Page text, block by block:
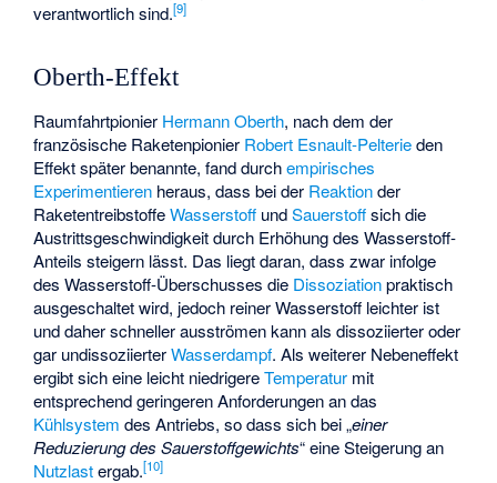
verantwortlich sind.[9]
Oberth-Effekt
Raumfahrtpionier Hermann Oberth, nach dem der
französische Raketenpionier Robert Esnault-Pelterieden
Effekt später benannte, fand durchempirisches
Experimentieren heraus, dass bei der Reaktionder
RaketentreibstoffeWasserstoff undSauerstoffsich die
Austrittsgeschwindigkeit durch Erhöhung des Wasserstoff-
Anteils steigern lässt. Das liegt daran, dass zwar infolge
des Wasserstoff-Überschusses die Dissoziationpraktisch
ausgeschaltet wird, jedoch reiner Wasserstoff leichter ist
und daher schneller ausströmen kann als dissoziierter oder
gar undissoziierterWasserdampf. Als weiterer Nebeneffekt
ergibt sich eine leicht niedrigereTemperatur mit
entsprechend geringeren Anforderungen an das
Kühlsystem des Antriebs, so dass sich bei „einer
Reduzierung des Sauerstoffgewichts“ eine Steigerung an
Nutzlastergab.[10]